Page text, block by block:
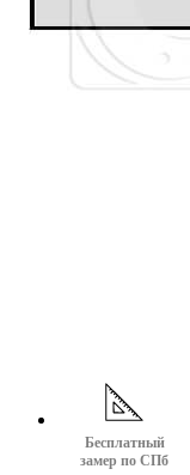
Бесплатный
замер по СПб